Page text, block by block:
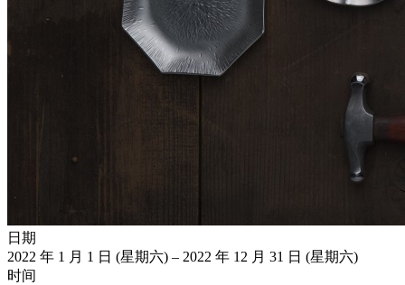
日期
2022 年 1 月 1 日 (星期六) – 2022 年 12 月 31 日 (星期六)
时间